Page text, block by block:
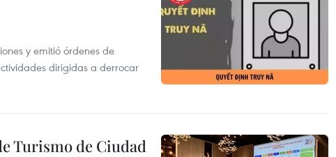
y emitió órdenes de
dirigidas a derrocar
Turismo de Ciudad